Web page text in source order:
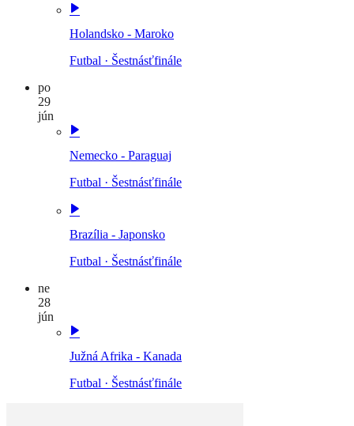
Holandsko - Maroko
Futbal · Šestnásťfinále
po
29
jún
Nemecko - Paraguaj
Futbal · Šestnásťfinále
Brazília - Japonsko
Futbal · Šestnásťfinále
ne
28
jún
Južná Afrika - Kanada
Futbal · Šestnásťfinále